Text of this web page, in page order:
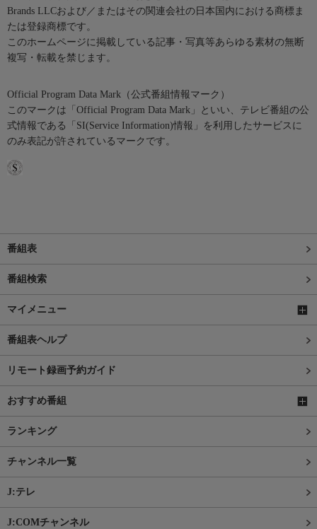
Brands LLCおよび／またはその関連会社の日本国内における商標ま
たは登録商標です。
このホームページに掲載している記事・写真等あらゆる素材の無断
複写・転載を禁じます。
Official Program Data Mark（公式番組情報マーク）
このマークは「Official Program Data Mark」といい、テレビ番組の公
式情報である「SI(Service Information)情報」を利用したサービスに
のみ表記が許されているマークです。
番組表
番組検索
マイメニュー
番組表ヘルプ
リモート録画予約ガイド
おすすめ番組
ランキング
チャンネル一覧
J:テレ
J:COMチャンネル